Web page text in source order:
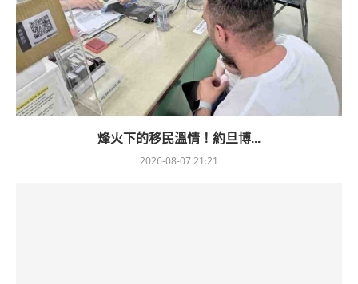
烽火下的移民溫情！約旦博...
2026-08-07 21:21